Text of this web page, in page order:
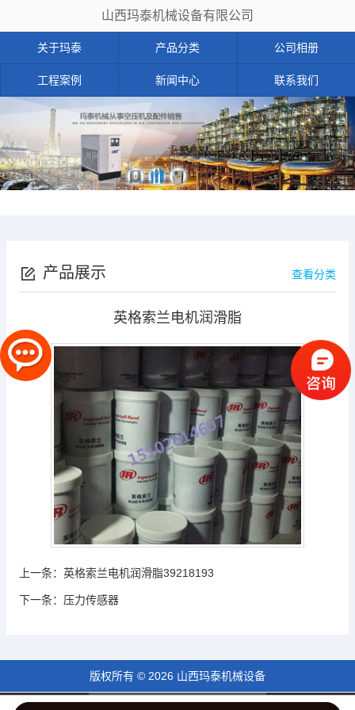
山西玛泰机械设备有限公司
关于玛泰 产品分类 公司相册
工程案例 新闻中心 联系我们
产品展示 查看分类
英格索兰电机润滑脂
上一条： 英格索兰电机润滑脂39218193
下一条： 压力传感器
版权所有 © 2026 山西玛泰机械设备